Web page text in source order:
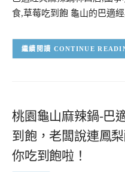
食,草莓吃到飽 龜山的巴適
CONTINUE
桃園龜山麻辣鍋-巴
到飽，老闆說連鳳
你吃到飽啦！